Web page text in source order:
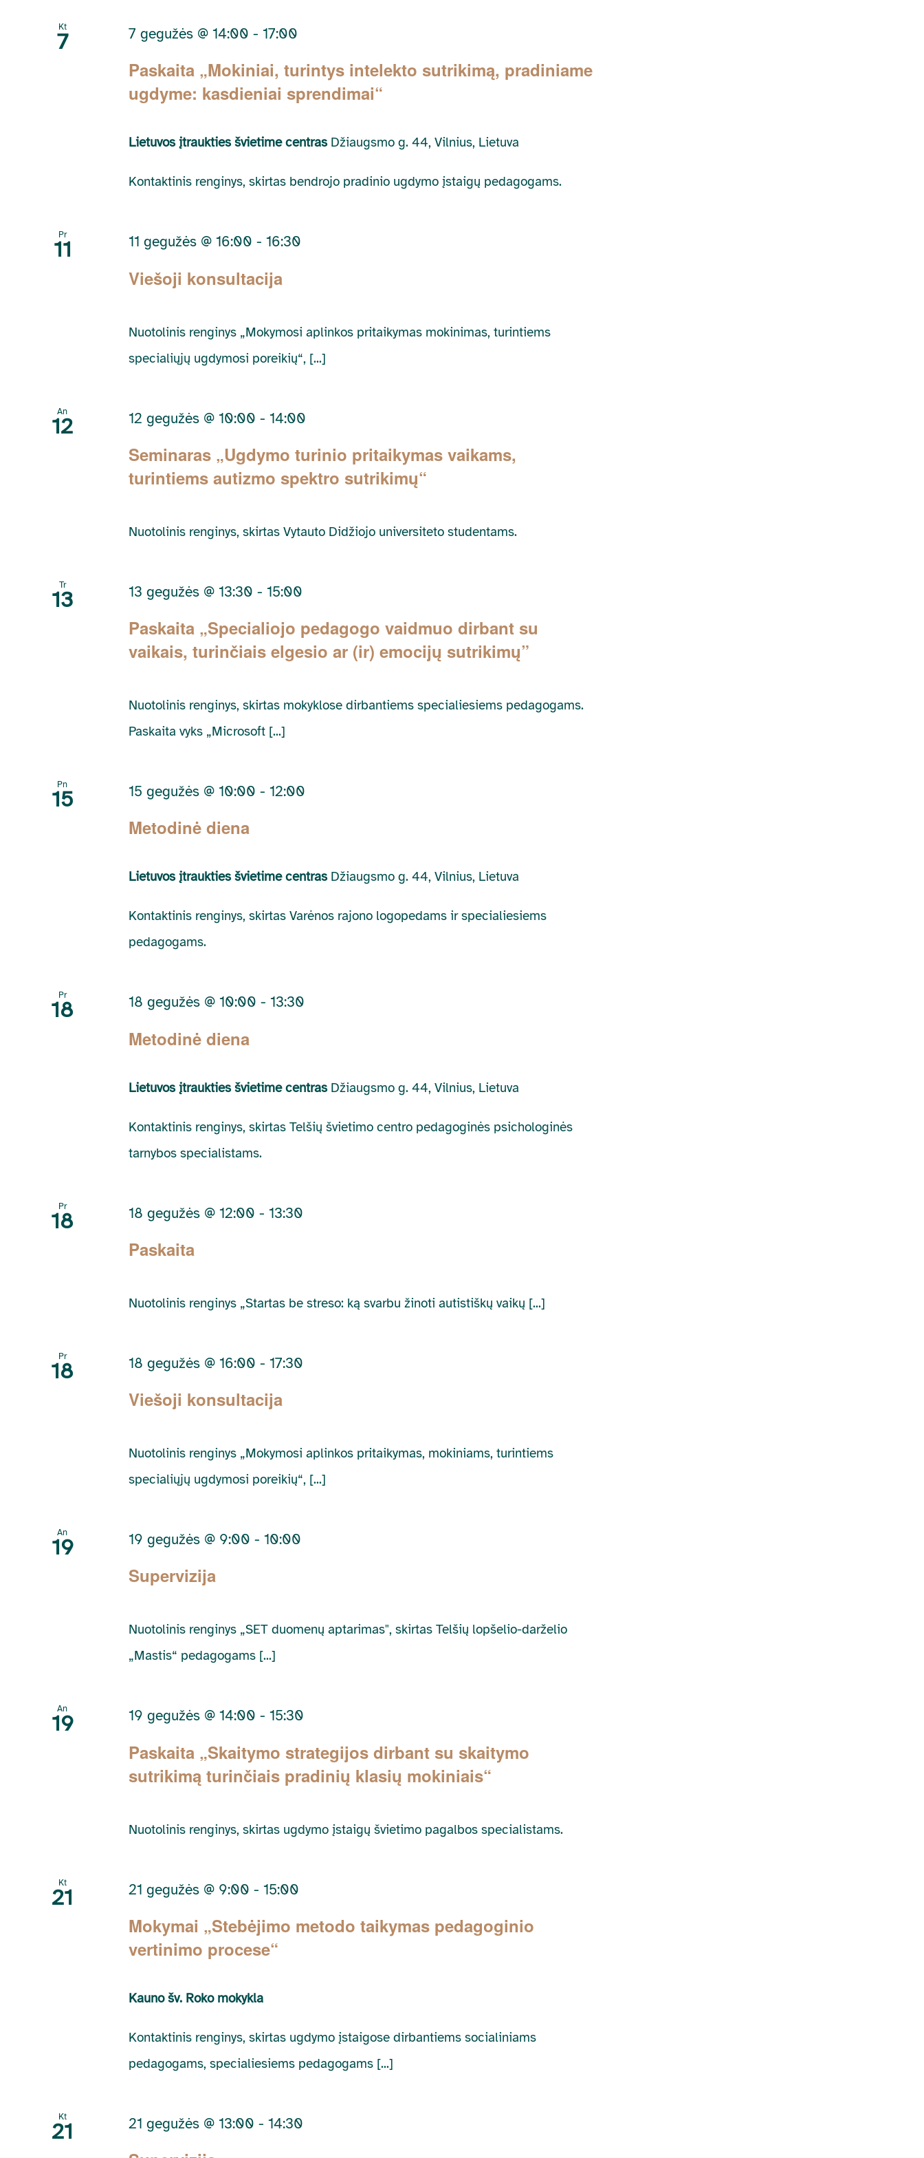
Keyword.
Kt
7
Paskaita „Mokiniai, turintys intelekto sutrikimą, pradiniame
ugdyme: kasdieniai sprendimai“
7 gegužės @ 14:00 -17:00
Lietuvos įtraukties švietime centras Džiaugsmo g. 44, Vilnius, Lietuva
Kontaktinis renginys, skirtas bendrojo pradinio ugdymo įstaigų pedagogams.
Pr
11
Viešoji konsultacija
11 gegužės @ 16:00 -16:30
Nuotolinis renginys „Mokymosi aplinkos pritaikymas mokinimas, turintiems
specialiųjų ugdymosi poreikių“, [...]
An
12
Seminaras „Ugdymo turinio pritaikymas vaikams,
turintiems autizmo spektro sutrikimų“
12 gegužės @ 10:00 -14:00
Nuotolinis renginys, skirtas Vytauto Didžiojo universiteto studentams.
Tr
13
Paskaita „Specialiojo pedagogo vaidmuo dirbant su
vaikais, turinčiais elgesio ar (ir) emocijų sutrikimų”
13 gegužės @ 13:30 -15:00
Nuotolinis renginys, skirtas mokyklose dirbantiems specialiesiems pedagogams.
Paskaita vyks „Microsoft [...]
Pn
15
Metodinė diena
15 gegužės @ 10:00 -12:00
Lietuvos įtraukties švietime centras Džiaugsmo g. 44, Vilnius, Lietuva
Kontaktinis renginys, skirtas Varėnos rajono logopedams ir specialiesiems
pedagogams.
Pr
18
Metodinė diena
18 gegužės @ 10:00 -13:30
Lietuvos įtraukties švietime centras Džiaugsmo g. 44, Vilnius, Lietuva
Kontaktinis renginys, skirtas Telšių švietimo centro pedagoginės psichologinės
tarnybos specialistams.
Pr
18
Paskaita
18 gegužės @ 12:00 -13:30
Nuotolinis renginys „Startas be streso: ką svarbu žinoti autistiškų vaikų [...]
Pr
18
Viešoji konsultacija
18 gegužės @ 16:00 -17:30
Nuotolinis renginys „Mokymosi aplinkos pritaikymas, mokiniams, turintiems
specialiųjų ugdymosi poreikių“, [...]
An
19
Supervizija
19 gegužės @ 9:00 -10:00
Nuotolinis renginys „SET duomenų aptarimas", skirtas Telšių lopšelio-darželio
„Mastis“ pedagogams [...]
An
19
Paskaita „Skaitymo strategijos dirbant su skaitymo
sutrikimą turinčiais pradinių klasių mokiniais“
19 gegužės @ 14:00 -15:30
Nuotolinis renginys, skirtas ugdymo įstaigų švietimo pagalbos specialistams.
Kt
21
Mokymai „Stebėjimo metodo taikymas pedagoginio
vertinimo procese“
21 gegužės @ 9:00 -15:00
Kauno šv. Roko mokykla
Kontaktinis renginys, skirtas ugdymo įstaigose dirbantiems socialiniams
pedagogams, specialiesiems pedagogams [...]
Kt
21 21 gegužės @ 13:00 -14:30